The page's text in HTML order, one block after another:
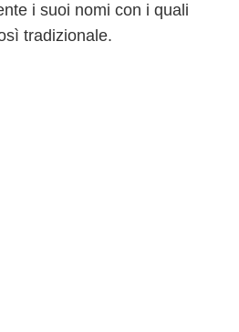
i suoi nomi con i quali
tradizionale.